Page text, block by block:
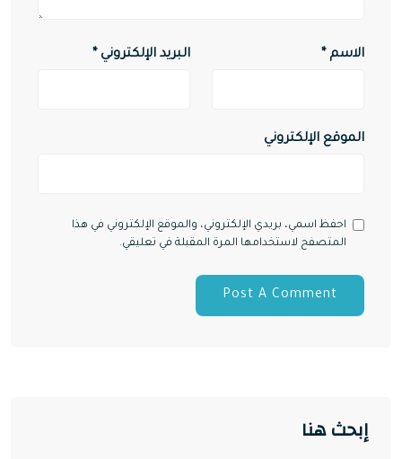
الاسم * البريد الإلكتروني *
الموقع الإلكتروني
احفظ اسمي، بريدي الإلكتروني، والموقع الإلكتروني في هذا
المتصفح لاستخدامها المرة المقبلة في تعليقي.
إبحث هنا